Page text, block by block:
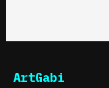
ArtGabi